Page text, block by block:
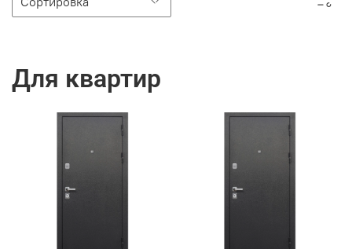
Для квартир